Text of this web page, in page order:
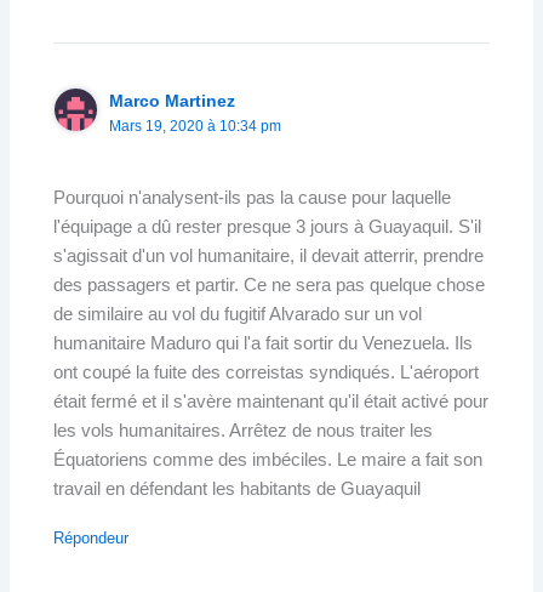
Marco Martinez
Mars 19, 2020 à 10:34 pm
Pourquoi n'analysent-ils pas la cause pour laquelle
l'équipage a dû rester presque 3 jours à Guayaquil. S'il
s'agissait d'un vol humanitaire, il devait atterrir, prendre
des passagers et partir. Ce ne sera pas quelque chose
de similaire au vol du fugitif Alvarado sur un vol
humanitaire Maduro qui l'a fait sortir du Venezuela. Ils
ont coupé la fuite des correistas syndiqués. L'aéroport
était fermé et il s'avère maintenant qu'il était activé pour
les vols humanitaires. Arrêtez de nous traiter les
Équatoriens comme des imbéciles. Le maire a fait son
travail en défendant les habitants de Guayaquil
Répondeur